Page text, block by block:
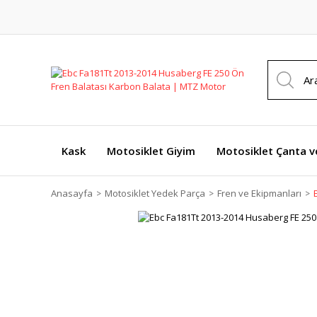
Kask Motosiklet Giyim Motosiklet Çanta
Anasayfa Motosiklet Yedek Parça Fren ve Ekipmanları